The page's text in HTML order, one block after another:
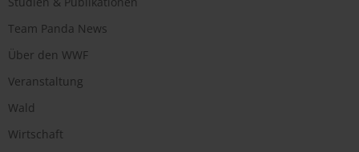
Team Panda News
Über den WWF
Veranstaltung
Wald
Wirtschaft